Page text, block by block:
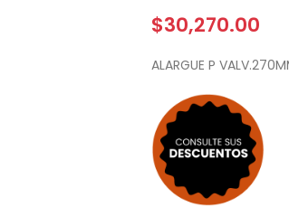
$30,270.00
ALARGUE P